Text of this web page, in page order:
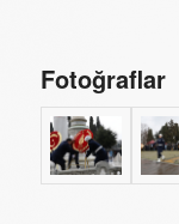
Fotoğraflar